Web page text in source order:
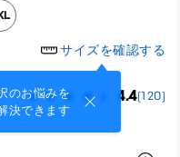
サイズを確認する
のお悩みを
決できます
4.4(120)